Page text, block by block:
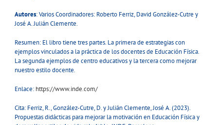
Autores: Varios Coordinadores: Roberto Ferriz, David González-Cutre y
José A. Julián Clemente.
Resumen: El libro tiene tres partes. La primera de estrategias con
ejemplos vinculados a la práctica de los docentes de Educación Física.
La segunda ejemplos de centro educativos y la tercera como mejorar
nuestro estilo docente.
Enlace: https://www.inde.com/
Cita: Ferriz, R., González-Cutre, D. y Julián Clemente, José A. (2023).
Propuestas didácticas para mejorar la motivación en Educación Física y